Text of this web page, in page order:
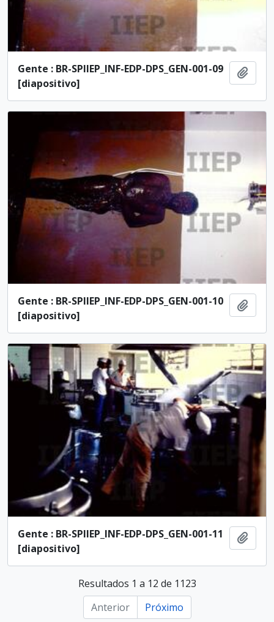
Gente : BR-SPIIEP_INF-EDP-DPS_GEN-001-09
[diapositivo]
Gente : BR-SPIIEP_INF-EDP-DPS_GEN-001-10
[diapositivo]
Gente : BR-SPIIEP_INF-EDP-DPS_GEN-001-11
[diapositivo]
Resultados 1 a 12 de 1123
Anterior
Próximo